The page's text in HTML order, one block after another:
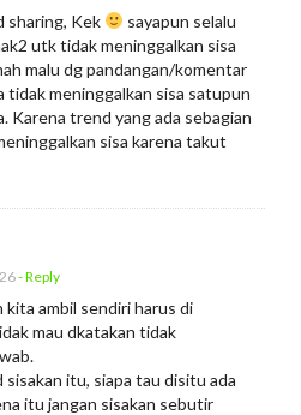
sharing, Kek
sayapun selalu
utk tidak meninggalkan sisa
malu dg pandangan/komentar
tidak meninggalkan sisa satupun
Karena trend yang ada sebagian
sisa karena takut
- Reply
kita ambil sendiri harus di
mau dkatakan tidak
sisakan itu, siapa tau disitu ada
itu jangan sisakan sebutir